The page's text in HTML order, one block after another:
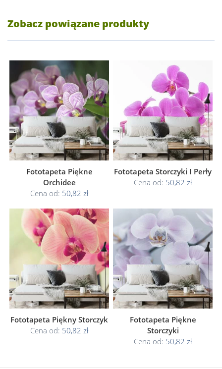
Zobacz powiązane produkty
Fototapeta Piękne
Orchidee
Cena od: 50,82 zł
Fototapeta Storczyki I Perły
Cena od: 50,82 zł
Fototapeta Piękny Storczyk
Cena od: 50,82 zł
Fototapeta Piękne
Storczyki
Cena od: 50,82 zł